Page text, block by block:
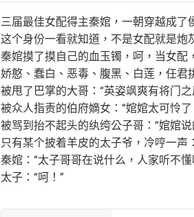
三届最佳女配得主秦婠，一朝穿越成了
这个身份一看就知道，不是女配就是炮
秦婠摸了摸自己的血玉镯，呵，当女配
娇憨、蠢白、恶毒、腹黑、白莲，任君
被甩了巴掌的大哥：“英姿飒爽有将门
被众人指责的伯府嫡女：“婠婠太可怜
被骂到抬不起头的纨绔公子哥：“婠婠
只有某个披着羊皮的太子爷，冷哼一声
秦婠：“太子哥哥在说什么，人家听不
太子：“呵！”